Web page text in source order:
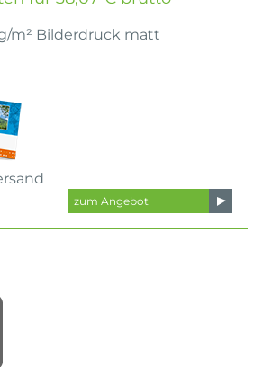
m² Bilderdruck matt
zum Angebot